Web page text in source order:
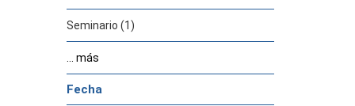
Seminario (1)
... más
Fecha